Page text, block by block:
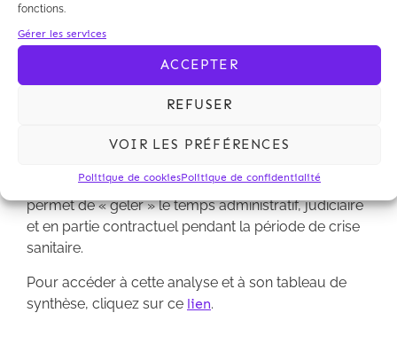
fonctions.
Gérer les services
ACCEPTER
REFUSER
VOIR LES PRÉFÉRENCES
Politique de cookiesPolitique de confidentialité
Parmi les 25 ordonnances publiées le 26 mars au
JORF en application de la loi n° 2020-290 du 23 mars
covid-19, l’ordonnance n° 2020-306 du 25 mars 2020
période d'urgence sanitaire et à l'adaptation des
particulièrement importante, dans la mesure où elle
permet de « geler » le temps administratif, judiciaire
et en partie contractuel pendant la période de crise
sanitaire.
Pour accéder à cette analyse et à son tableau de
synthèse, cliquez sur ce lien.